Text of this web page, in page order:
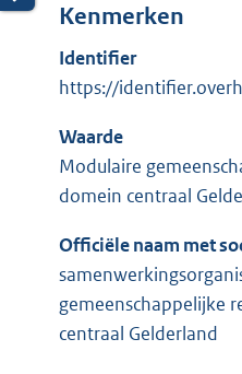
Kenmerken
Identifier
https://
Waarde
Modulaire
domein centraal
Officiële naam met
gemeenschappelijke
centraal Gelderland